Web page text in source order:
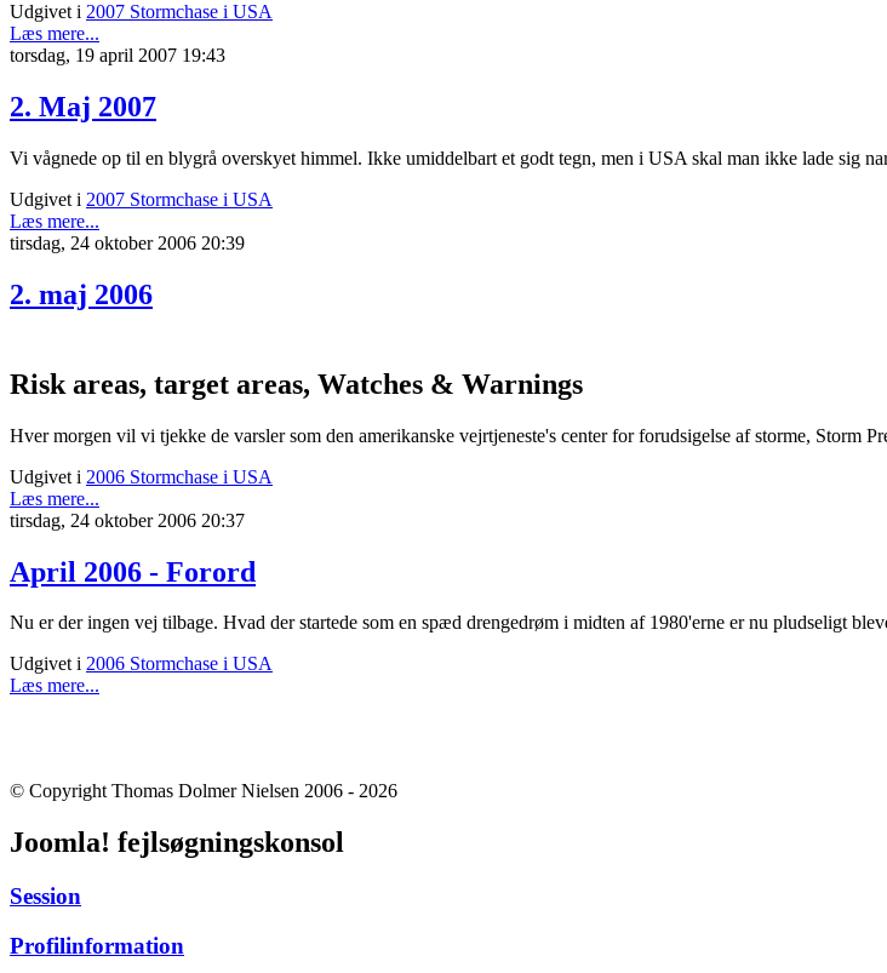
Udgivet i 2007 Stormchase i USA
Læs mere...
torsdag, 19 april 2007 19:43
2. Maj 2007
Vi vågnede op til en blygrå overskyet himmel. Ikke umiddelbart et godt tegn, men i USA skal man ikke lade sig
Udgivet i 2007 Stormchase i USA
Læs mere...
tirsdag, 24 oktober 2006 20:39
2. maj 2006
Risk areas, target areas, Watches & Warnings
Hver morgen vil vi tjekke de varsler som den amerikanske vejrtjeneste's center for forudsigelse af storme, Storm
Udgivet i 2006 Stormchase i USA
Læs mere...
tirsdag, 24 oktober 2006 20:37
April 2006 - Forord
Nu er der ingen vej tilbage. Hvad der startede som en spæd drengedrøm i midten af 1980'erne er nu pludseligt
Udgivet i 2006 Stormchase i USA
Læs mere...
© Copyright Thomas Dolmer Nielsen 2006 - 2026
Joomla! fejlsøgningskonsol
Session
Profilinformation